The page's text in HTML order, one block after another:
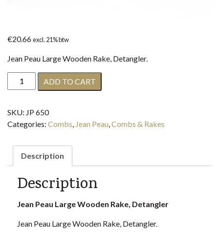
€20.66excl. 21% btw
Jean Peau Large Wooden Rake, Detangler.
Jean
Peau
Wooden
Rake,
quantity
ADD TO CART
SKU: JP 650
Categories: Combs Jean Peau Combs & Rakes
Description
Description
Jean Peau Large Wooden Rake, Detangler
Jean Peau Large Wooden Rake, Detangler.